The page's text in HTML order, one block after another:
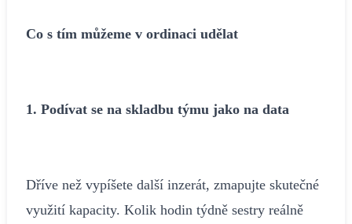
Co s tím můžeme v ordinaci udělat
1. Podívat se na skladbu týmu jako na data
Dříve než vypíšete další inzerát, zmapujte skutečné
využití kapacity. Kolik hodin týdně sestry reálně